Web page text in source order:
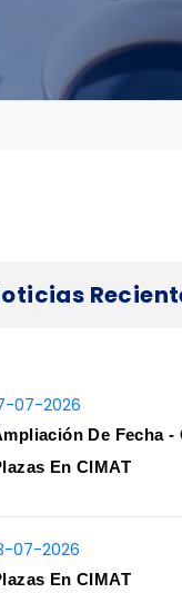
07-2026
De Fecha -
En CIMAT
07-2026
En CIMAT